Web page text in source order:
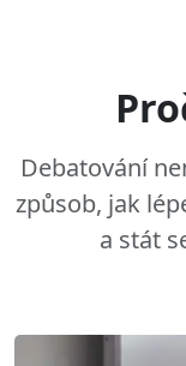
Debatování
způsob, jak
a stát